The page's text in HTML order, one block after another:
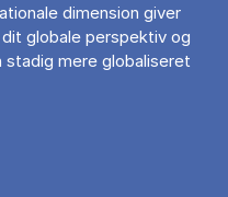
dimension giver
globale perspektiv og
stadig mere globaliseret